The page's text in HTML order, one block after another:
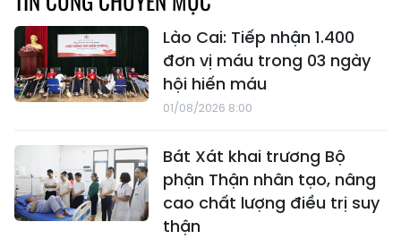
Lào Cai: Tiếp nhận 1.400
đơn vị máu trong 03 ngày
hội hiến máu
01/08/2026 8:00
Bát Xát khai trương Bộ
phận Thận nhân tạo, nâng
cao chất lượng điều trị suy
thận